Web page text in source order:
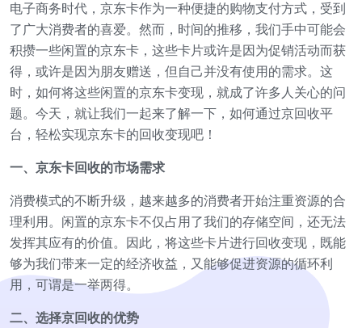
电子商务时代，京东卡作为一种便捷的购物支付方式，受到
了广大消费者的喜爱。然而，时间的推移，我们手中可能会
积攒一些闲置的京东卡，这些卡片或许是因为促销活动而获
得，或许是因为朋友赠送，但自己并没有使用的需求。这
时，如何将这些闲置的京东卡变现，就成了许多人关心的问
题。今天，就让我们一起来了解一下，如何通过京回收平
台，轻松实现京东卡的回收变现吧！
一、京东卡回收的市场需求
消费模式的不断升级，越来越多的消费者开始注重资源的合
理利用。闲置的京东卡不仅占用了我们的存储空间，还无法
发挥其应有的价值。因此，将这些卡片进行回收变现，既能
够为我们带来一定的经济收益，又能够促进资源的循环利
用，可谓是一举两得。
二、选择京回收的优势